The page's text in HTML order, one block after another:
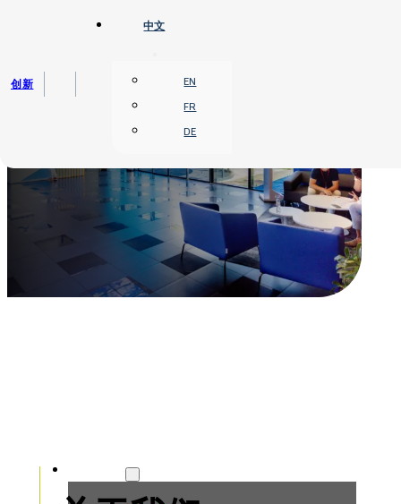
跳转到主要内容 跳转到页脚
创新
中文
EN
FR
DE